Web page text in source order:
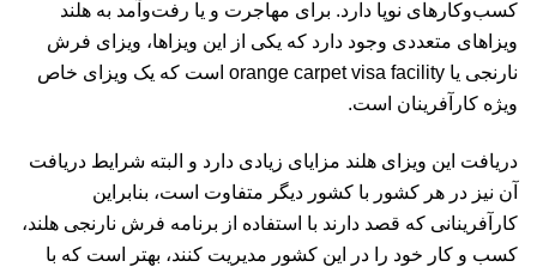
کسب‌وکارهای نوپا دارد. برای مهاجرت و یا رفت‌وآمد به هلند
ویزاهای متعددی وجود دارد که یکی از این ویزاها، ویزای فرش
نارنجی یا orange carpet visa facility است که یک ویزای خاص
ویژه کارآفرینان است.
دریافت این ویزای هلند مزایای زیادی دارد و البته شرایط دریافت
آن نیز در هر کشور با کشور دیگر متفاوت است، بنابراین
کارآفرینانی که قصد دارند با استفاده از برنامه فرش نارنجی هلند،
کسب و کار خود را در این کشور مدیریت کنند، بهتر است که با